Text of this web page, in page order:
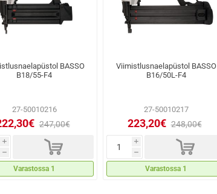
BASSO
B18/55-F4
27-50010216
247,00€
i
h d
Varastossa 1
Viimistlusnaelapüstol BASSO
B16/50L-F4
27-50010217
223,20€ 248,00€
i
h d
Varastossa 1